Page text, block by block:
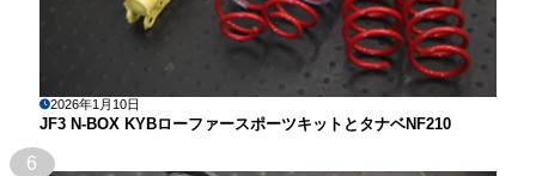
2026年1月10日
JF3 N-BOX KYBローファースポーツキットとタナベNF210
6